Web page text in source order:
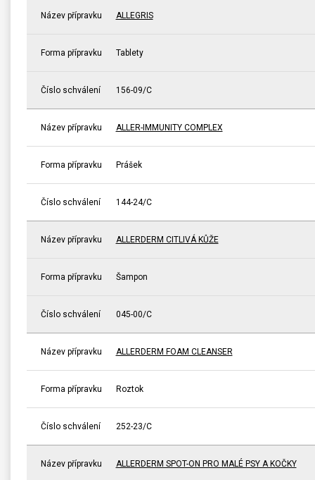
Název přípravku ALLEGRIS
Forma přípravku Tablety
Číslo schválení 156-09/C
Název přípravku ALLER-IMMUNITY COMPLEX
Forma přípravku Prášek
Číslo schválení 144-24/C
Název přípravku ALLERDERM CITLIVÁ KŮŽE
Forma přípravku Šampon
Číslo schválení 045-00/C
Název přípravku ALLERDERM FOAM CLEANSER
Forma přípravku Roztok
Číslo schválení 252-23/C
Název přípravku ALLERDERM SPOT-ON PRO MALÉ PSY A KOČKY